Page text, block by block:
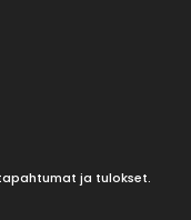
ja tulokset.